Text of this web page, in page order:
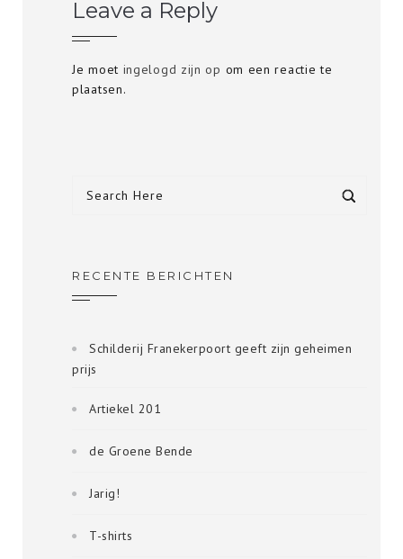
Leave a Reply
Je moet ingelogd zijn op om een reactie te
plaatsen.
RECENTE BERICHTEN
Schilderij Franekerpoort geeft zijn geheimen
prijs
Artiekel 201
de Groene Bende
Jarig!
T-shirts